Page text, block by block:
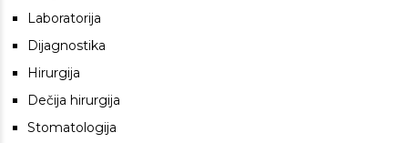
Laboratorija
Dijagnostika
Hirurgija
Dečija hirurgija
Stomatologija